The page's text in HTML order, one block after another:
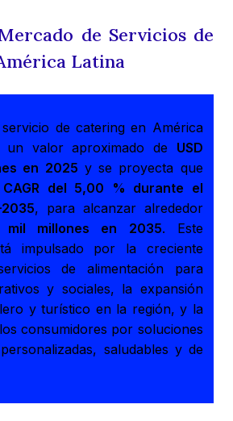
de Servicios de
Latina
de catering en América
un valor aproximado de USD
en 2025 y se proyecta que
CAGR del 5,00 % durante el
, para alcanzar alrededor
mil millones en 2035. Este
impulsado por la creciente
de alimentación para
y sociales, la expansión
y turístico en la región, y la
consumidores por soluciones
saludables y de